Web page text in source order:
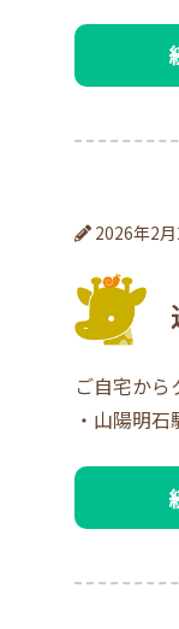
2026年2
ご自宅か
・山陽明